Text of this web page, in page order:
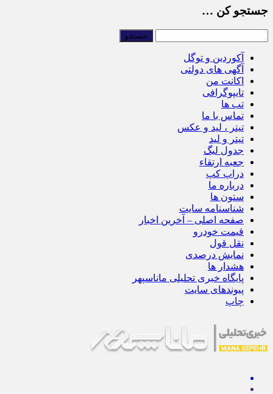
جستجو کن …
آکوردین و توگل
آگهی های دولتی
اکانت من
تایپوگرافی
تب ها
تماس با ما
تیتر ، لید و عکس
تیتر و لید
جدول لیگ
جعبه ارتقاء
دراپ کپ
درباره ما
ستون ها
شناسنامه سایت
صفحه اصلی – آخرین اخبار
قیمت خودرو
نقل قول
نمایش درصدی
هشدار ها
پایگاه خبری تحلیلی ماناسپهر
پیوندهای سایت
چاپ